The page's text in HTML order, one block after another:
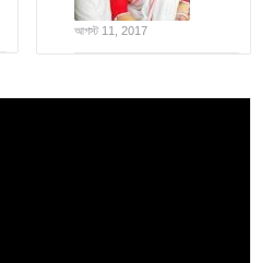
আগস্ট 11, 2017